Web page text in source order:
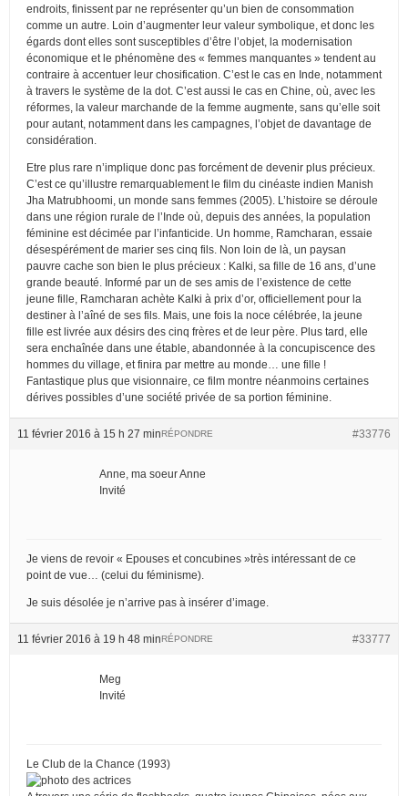
endroits, finissent par ne représenter qu’un bien de consommation
comme un autre. Loin d’augmenter leur valeur symbolique, et donc les
égards dont elles sont susceptibles d’être l’objet, la modernisation
économique et le phénomène des « femmes manquantes » tendent au
contraire à accentuer leur chosification. C’est le cas en Inde, notamment
à travers le système de la dot. C’est aussi le cas en Chine, où, avec les
réformes, la valeur marchande de la femme augmente, sans qu’elle soit
pour autant, notamment dans les campagnes, l’objet de davantage de
considération.
Etre plus rare n’implique donc pas forcément de devenir plus précieux.
C’est ce qu’illustre remarquablement le film du cinéaste indien Manish
Jha Matrubhoomi, un monde sans femmes (2005). L’histoire se déroule
dans une région rurale de l’Inde où, depuis des années, la population
féminine est décimée par l’infanticide. Un homme, Ramcharan, essaie
désespérément de marier ses cinq fils. Non loin de là, un paysan
pauvre cache son bien le plus précieux : Kalki, sa fille de 16 ans, d’une
grande beauté. Informé par un de ses amis de l’existence de cette
jeune fille, Ramcharan achète Kalki à prix d’or, officiellement pour la
destiner à l’aîné de ses fils. Mais, une fois la noce célébrée, la jeune
fille est livrée aux désirs des cinq frères et de leur père. Plus tard, elle
sera enchaînée dans une étable, abandonnée à la concupiscence des
hommes du village, et finira par mettre au monde… une fille !
Fantastique plus que visionnaire, ce film montre néanmoins certaines
dérives possibles d’une société privée de sa portion féminine.
11 février 2016 à 15 h 27 min #33776
RÉPONDRE
Anne, ma soeur Anne
Invité
Je viens de revoir « Epouses et concubines »très intéressant de ce
point de vue… (celui du féminisme).
Je suis désolée je n’arrive pas à insérer d’image.
11 février 2016 à 19 h 48 min #33777
RÉPONDRE
Meg
Invité
Le Club de la Chance (1993)